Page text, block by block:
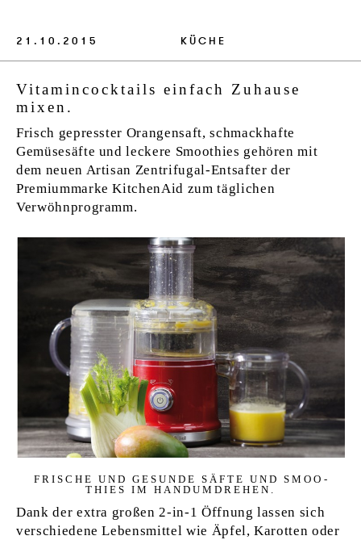
BUCHSHOP
21.10.2015 KÜCHE
Vitamincocktails einfach Zuhause
mixen.
Frisch gepresster Orangensaft, schmackhafte
Gemüsesäfte und leckere Smoothies gehören mit
dem neuen Artisan Zentrifugal-Entsafter der
Premiummarke KitchenAid zum täglichen
Verwöhnprogramm.
FR­I­SCHE UND GE­S­UN­DE SÄFTE UND SMOO­
THIES IM HA­NDUM­DRE­HEN.
Dank der extra großen 2-in-1 Öffnung lassen sich
verschiedene Lebensmittel wie Äpfel, Karotten oder